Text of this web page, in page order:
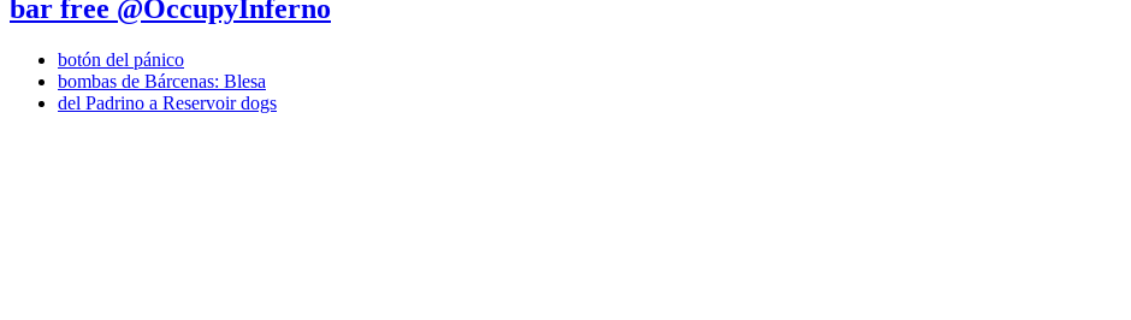
bar free @OccupyInferno
botón del pánico
bombas de Bárcenas: Blesa
del Padrino a Reservoir dogs